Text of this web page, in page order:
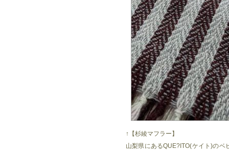
↑【杉綾マフラー】
山梨県にあるQUE?ITO(ケイト)の